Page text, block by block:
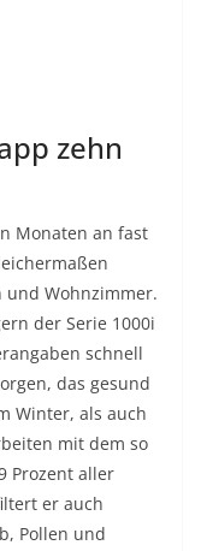
zehn
Monaten an fast
und Wohnzimmer.
der Serie 1000i
schnell
das gesund
Winter, als auch
mit dem so
Prozent aller
er auch
Pollen und